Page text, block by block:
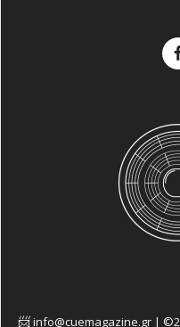
info@cuemagazine.gr |